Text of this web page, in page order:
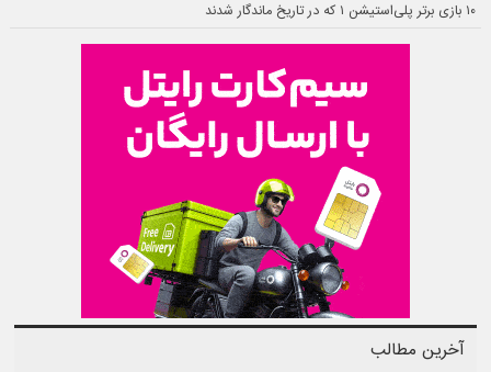
۱۰ بازی برتر پلی‌استیشن ۱ که در تاریخ ماندگار شدند
آخرین مطالب